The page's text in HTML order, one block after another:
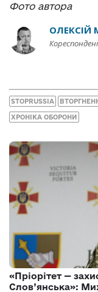
Фото автора
ОЛЕКСІЙ
STOPRUSSIA
ХРОНІКА ОБОРОНИ
«Пріорітет —
Слов’янська»: